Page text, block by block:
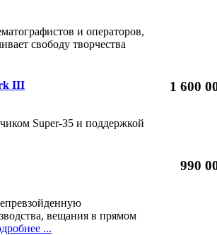
и операторов,
свободу творчества
III 1 600
Super-35 и поддержкой
990
вещания в прямом
...